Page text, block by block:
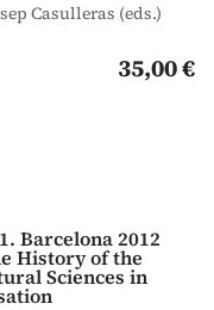
Casulleras (eds.)
35,00 €
Barcelona 2012
History of the
Sciences in